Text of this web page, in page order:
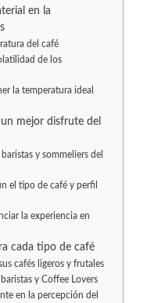
en la
del café
de los
la temperatura ideal
mejor disfrute del
y sommeliers del
el tipo de café y perfil
la experiencia en
cada tipo de café
cafés ligeros y frutales
y Coffee Lovers
en la percepción del